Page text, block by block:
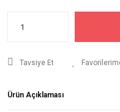
Tavsiye Et
Ürün Açıklaması